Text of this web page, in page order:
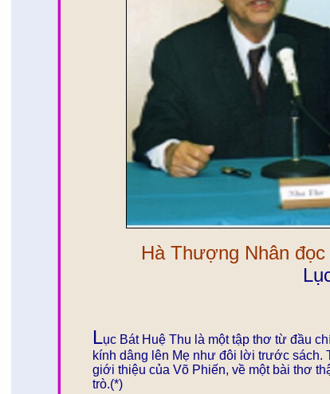
Hà Thượng Nhân đọc
Lục
Lục Bát Huệ Thu là một tập thơ từ đầu
kính dâng lên Mẹ như đôi lời trước
giới thiệu của Võ Phiến, về một bài thơ
trò.(*)